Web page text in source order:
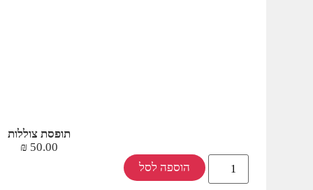
תופסת צוללות
50.00
₪
הוספה לסל